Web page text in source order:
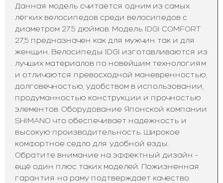
Данная модель считается одним из самых
лёгких велосипедов среди велосипедов с
диаметром 27.5 дюймов. Модель IDGI COMFORT
27,5 предназначен как для мужчин так и для
женщин. Велосипеды IDGI изготавливаются из
лучших материалов по новейшим технологиям
и отличаются превосходной маневренностью,
долговечностью, удобством в использовании,
продуманностью конструкции и прочностью
элементов. Оборудование Японской компании
SHIMANO что обеспечивает надежность и
высокую производительность. Широкое
комфортное седло для удобной езды.
Обратите внимание на эффектный дизайн -
ещё один плюс таких моделей. Пожизненная
гарантия на раму подтверждает качество